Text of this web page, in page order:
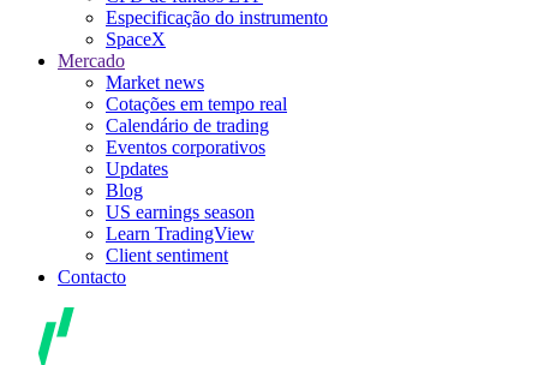
Especificação do instrumento
SpaceX
Mercado
Market news
Cotações em tempo real
Calendário de trading
Eventos corporativos
Updates
Blog
US earnings season
Learn TradingView
Client sentiment
Contacto